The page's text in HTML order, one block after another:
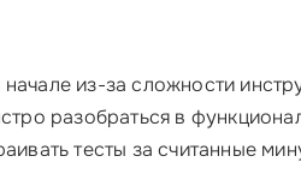
из-за сложности
разобраться в
тесты за считанные